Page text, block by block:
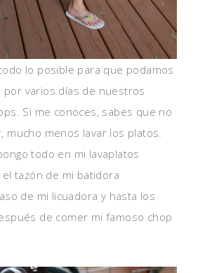
lo posible para que podamos
por varios días de nuestros
Si me conoces, sabes que no
mucho menos lavar los platos.
todo en mi lavaplatos
tazón de mi batidora
de mi licuadora y hasta los
de comer mi famoso chop